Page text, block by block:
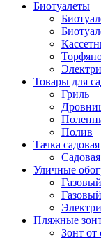
Биотуалеты
Товары для
Гриль
Полив
Тачка садовая
Уличные
Пляжные
Зонт от